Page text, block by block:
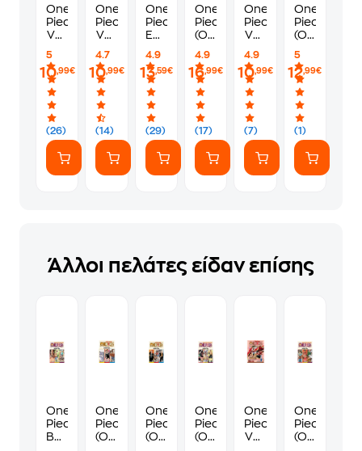
One
Piece,
Vol.
5
(26)
10,99€
One
Piece,
Vol.
4.7
(14)
10,99€
One
Piece-
East
1-2-
3,
Vol.
1
(Omnibus
Edition)|3-
in-1
Edition
4.9
(29)
13,59€
One
Piece
(Omnibus
Vol.
2
4.9
(17)
16,99€
One
Piece,
Vol.
4.9
(7)
10,99€
One
Piece
(Omnibus
Vol.
10
5
(1)
12,99€
Άλλοι πελάτες είδαν επίσης
One
Piece-
Baroque
One
Piece
(Omnibus
One
Piece
(Omnibus
One
Piece
(Omnibus
One
Piece,
Vol.
One
Piece
(Omnibus